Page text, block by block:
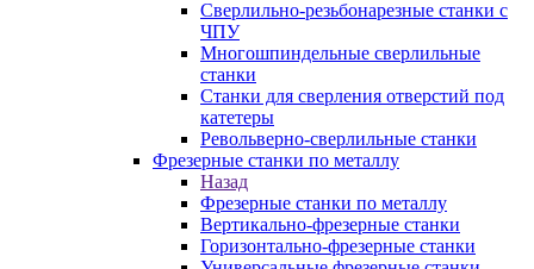
Сверлильно-резьбонарезные станки с
ЧПУ
Многошпиндельные сверлильные
станки
Станки для сверления отверстий под
катетеры
Револьверно-сверлильные станки
Фрезерные станки по металлу
Назад
Фрезерные станки по металлу
Вертикально-фрезерные станки
Горизонтально-фрезерные станки